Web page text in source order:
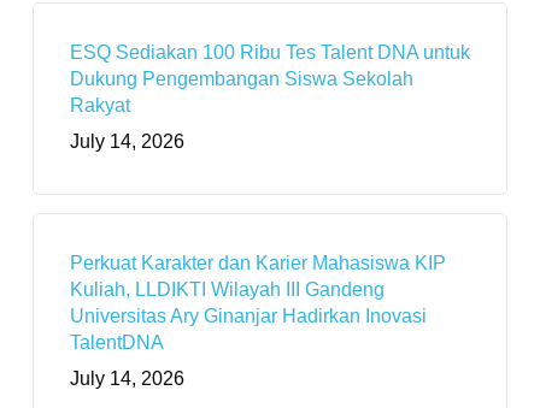
ESQ Sediakan 100 Ribu Tes Talent DNA untuk
Dukung Pengembangan Siswa Sekolah
Rakyat
July 14, 2026
Perkuat Karakter dan Karier Mahasiswa KIP
Kuliah, LLDIKTI Wilayah III Gandeng
Universitas Ary Ginanjar Hadirkan Inovasi
TalentDNA
July 14, 2026